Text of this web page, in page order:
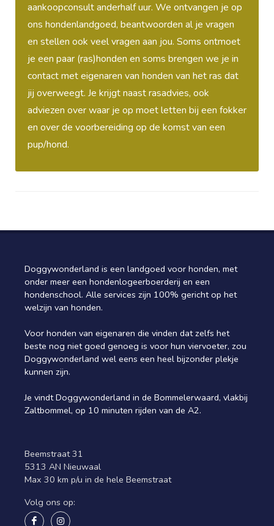
aankoopconsult anderhalf uur. We ontvangen je op
ons hondenlandgoed, beantwoorden al je vragen
en stellen ook veel vragen aan jou. Soms ontmoet
je een paar (ras)honden en soms brengen we je in
contact met eigenaren van honden van het ras dat
jij overweegt. Je krijgt naast rasadvies, ook
adviezen over waar je op moet letten bij een fokker
en over de voorbereiding op de komst van een
pup/hond.
Doggywonderland is een landgoed voor honden, met
onder meer een hondenlogeerboerderij en een
hondenschool. Alle services zijn 100% gericht op het
welzijn van honden.
Voor honden van eigenaren die vinden dat zelfs het
beste nog niet goed genoeg is voor hun viervoeter, zou
Doggywonderland wel eens een heel bijzonder plekje
kunnen zijn.
Je vindt Doggywonderland in de Bommelerwaard, vlakbij
Zaltbommel, op 10 minuten rijden van de A2.
Beemstraat 31
5313 AN Nieuwaal
Max 30 km p/u in de hele Beemstraat
Volg ons op: